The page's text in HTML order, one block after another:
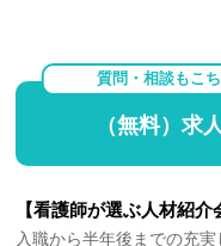
質問・相談もこ
（無料）求
【看護師が選ぶ人材紹
入職から半年後までの充